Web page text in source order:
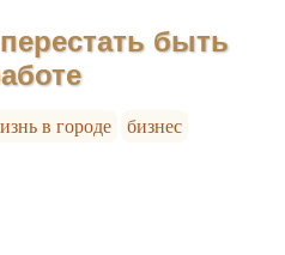
быть
в городе бизнес